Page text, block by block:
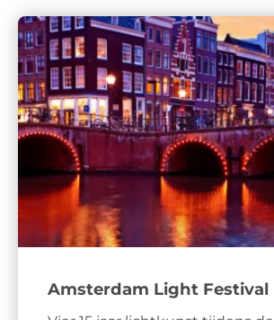
Amsterdam Light Festival